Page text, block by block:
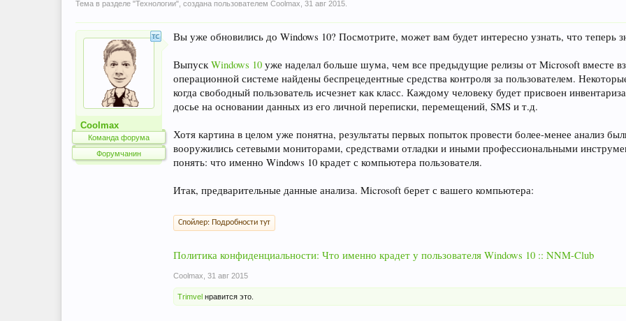
Тема в разделе "Технологии", создана пользователем Coolmax 31 авг 2015
Coolmax
Команда форума
Форумчанин
Вы уже обновились до Windows 10? Посмотрите, может вам будет интересно узнать, что теперь
ВыпускWindows 10 уже наделал больше шума, чем все предыдущие релизы от Microsoft вместе
операционной системе найдены беспрецедентные средства контроля за пользователем.
когда свободный пользователь исчезнет как класс. Каждому человеку будет присвоен
досье на основании данных из его личной переписки, перемещений, SMS и т.д.
Хотя картина в целом уже понятна, результаты первых попыток провести более-менее анализ
вооружились сетевыми мониторами, средствами отладки и иными профессиональными
понять: что именно Windows 10 крадет с компьютера пользователя.
Итак, предварительные данные анализа. Microsoft берет с вашего компьютера:
Спойлер: Подробности тут
Политика конфиденциальности: Что именно крадет у пользователя Windows 10 :: NNM-Club
Coolmax 31 авг 2015
Trimvel нравится это.